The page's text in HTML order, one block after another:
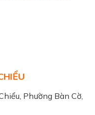
Phường Bàn Cờ,